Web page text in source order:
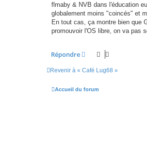
flmaby & NVB dans l'éducation
globalement moins "coincés" et
En tout cas, ça montre bien que
promouvoir l'OS libre, on va pas
Répondre
Revenir à « Café Lug68 »
Accueil du forum